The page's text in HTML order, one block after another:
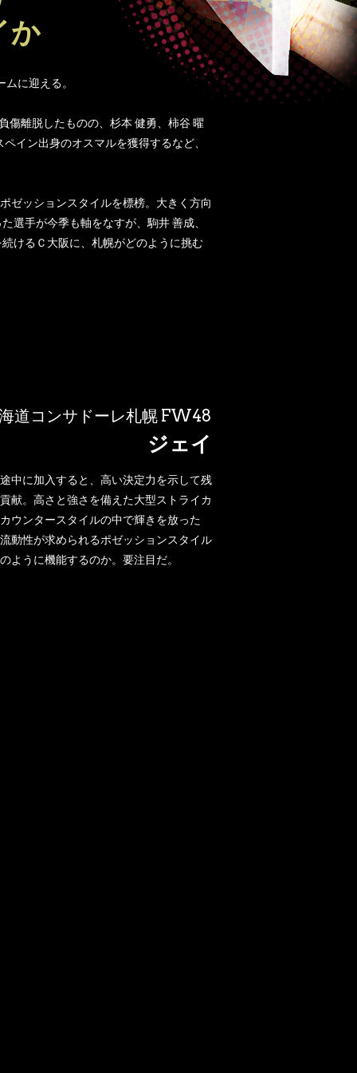
か
に迎える。
離脱したものの、杉本 健勇、柿谷 曜
イン出身のオスマルを獲得するなど、
ゼッションスタイルを標榜。大きく方向
選手が今季も軸をなすが、駒井 善成、
けるＣ大阪に、札幌がどのように挑む
道コンサドーレ札幌 FW48
ジェイ
中に加入すると、高い決定力を示して残
献。高さと強さを備えた大型ストライカ
ウンタースタイルの中で輝きを放った
動性が求められるポゼッションスタイル
ように機能するのか。要注目だ。